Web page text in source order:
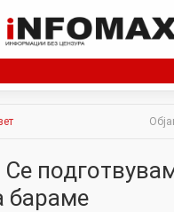
Се
бараме